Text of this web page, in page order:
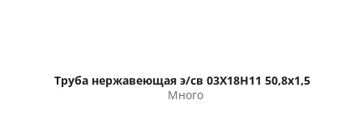
Труба нержавеющая э/св 03Х18Н11 50,8х1,5
Много